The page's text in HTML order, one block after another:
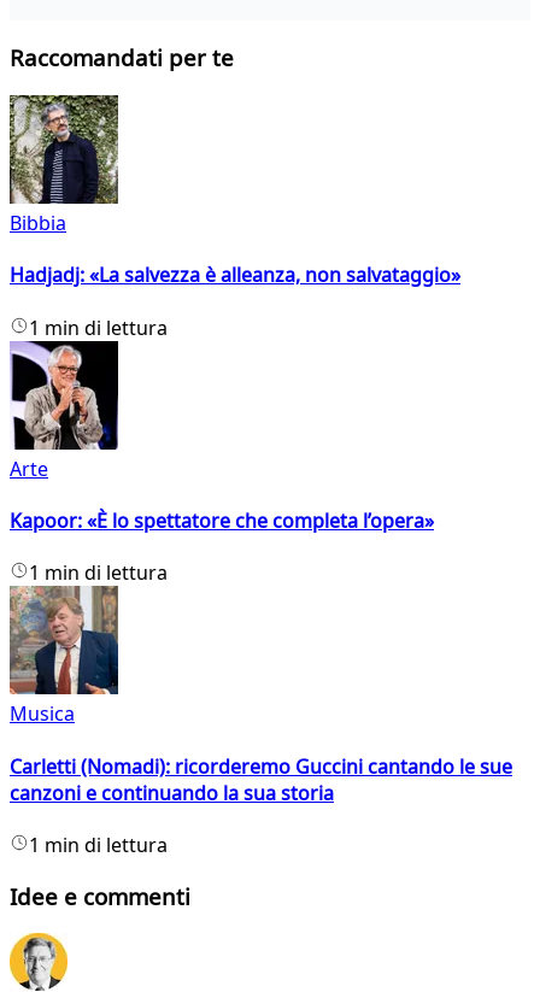
Raccomandati per te
Bibbia
Hadjadj: «La salvezza è alleanza, non salvataggio»
1 min di lettura
Arte
Kapoor: «È lo spettatore che completa l’opera»
1 min di lettura
Musica
Carletti (Nomadi): ricorderemo Guccini cantando le sue
canzoni e continuando la sua storia
1 min di lettura
Idee e commenti